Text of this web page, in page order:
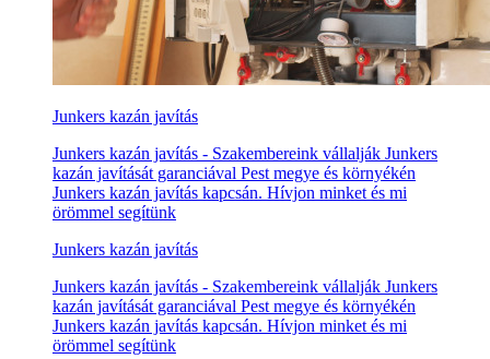
Junkers kazán javítás
Junkers kazán javítás - Szakembereink vállalják Junkers
kazán javítását garanciával Pest megye és környékén
Junkers kazán javítás kapcsán. Hívjon minket és mi
örömmel segítünk
Junkers kazán javítás
Junkers kazán javítás - Szakembereink vállalják Junkers
kazán javítását garanciával Pest megye és környékén
Junkers kazán javítás kapcsán. Hívjon minket és mi
örömmel segítünk